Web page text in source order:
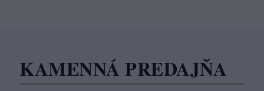
KAMENNÁ PREDAJŇA